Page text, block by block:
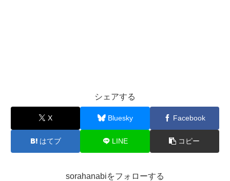
シェアする
X Bluesky Facebook
はてブ LINE コピー
sorahanabiをフォローする